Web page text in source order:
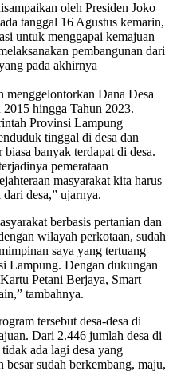
oleh Presiden Joko
tanggal 16 Agustus kemarin,
untuk menggapai kemajuan
pembangunan dari
pada akhirnya
menggelontorkan Dana Desa
hingga Tahun 2023.
Provinsi Lampung
tinggal di desa dan
banyak terdapat di desa.
pemerataan
masyarakat kita harus
desa,” ujarnya.
berbasis pertanian dan
wilayah perkotaan, sudah
saya yang tertuang
Lampung. Dengan dukungan
Petani Berjaya, Smart
tambahnya.
tersebut desa-desa di
Dari 2.446 jumlah desa di
ada lagi desa yang
besar sudah berkembang, maju,